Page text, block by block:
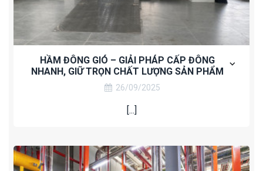
HẦM ĐÔNG GIÓ – GIẢI PHÁP CẤP ĐÔNG
NHANH, GIỮ TRỌN CHẤT LƯỢNG SẢN PHẨM
26/09/2025
[...]